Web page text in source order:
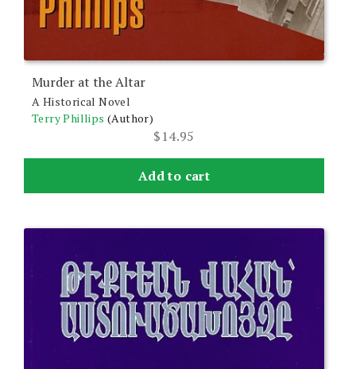
Murder at the Altar
A Historical Novel
Terry Phillips (Author)
$14.95
Add to cart